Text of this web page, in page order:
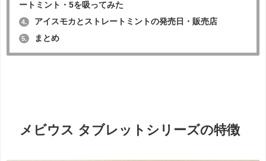
ートミント・5を吸ってみた
4. アイスモカとストレートミントの発売日・販売店
5. まとめ
メビウス タブレットシリーズの特徴